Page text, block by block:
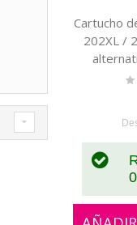
Cartucho
202XL /